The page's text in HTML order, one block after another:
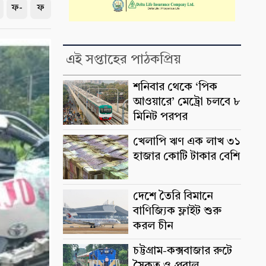
ফ- ফ
এই সপ্তাহের পাঠকপ্রিয়
শনিবার থেকে ‘পিক
আওয়ারে’ মেট্রো চলবে ৮
মিনিট পরপর
খেলাপি ঋণ এক লাখ ৩১
হাজার কোটি টাকার বেশি
দেশে তৈরি বিমানে
বাণিজ্যিক ফ্লাইট শুরু
করল চীন
চট্টগ্রাম-কক্সবাজার রুটে